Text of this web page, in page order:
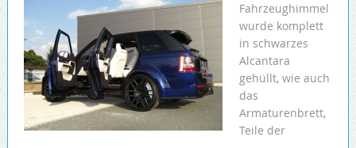
Fahrzeughimmel
wurde komplett
in schwarzes
Alcantara
gehüllt, wie auch
das
Armaturenbrett,
Teile der